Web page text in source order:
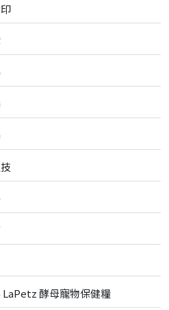
酵母寵物保健糧